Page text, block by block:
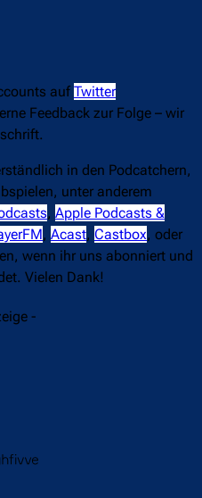
auf Twitter
Feedback zur Folge – wir
in den Podcatchern,
unter anderem
, Apple Podcasts &
, Acast, Castbox, oder
wenn ihr uns abonniert und
Vielen Dank!
-